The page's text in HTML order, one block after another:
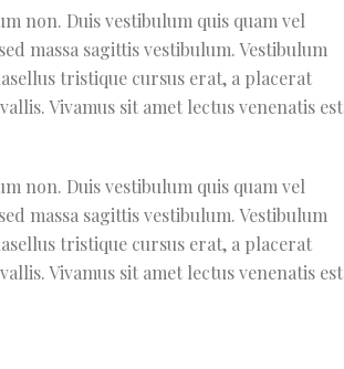
non. Duis vestibulum quis quam vel
massa sagittis vestibulum. Vestibulum
tristique cursus erat, a placerat
Vivamus sit amet lectus venenatis est
non. Duis vestibulum quis quam vel
massa sagittis vestibulum. Vestibulum
tristique cursus erat, a placerat
Vivamus sit amet lectus venenatis est